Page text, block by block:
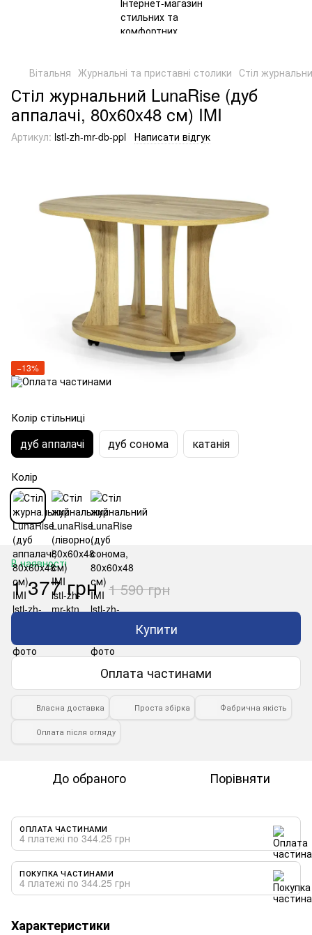
Вітальня Журнальні та приставні столики Стіл
Стіл журнальний LunaRise (дуб
аппалачі, 80x60x48 см) IMI
Артикул: lstl-zh-mr-db-ppl Написати відгук
−13%
Колір стільниці
дуб аппалачі дуб сонома катанія
Колір
В наявності
1 377 грн 1 590 грн
Купити
Оплата частинами
Власна доставка Проста збірка Фабрична якість
Оплата після огляду
До обраного Порівняти
ОПЛАТА ЧАСТИНАМИ
4 платежі по 344.25 грн
ПОКУПКА ЧАСТИНАМИ
4 платежі по 344.25 грн
Характеристики